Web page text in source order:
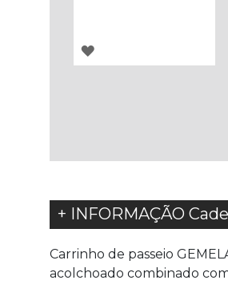
ADICIONAR
DESEJOS
+ INFORMAÇÃO
Carrinho de passeio
acolchoado combinado